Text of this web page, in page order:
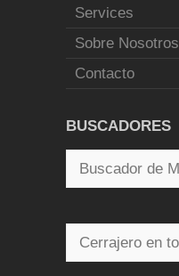
Services
Sobre Nosotros
Contacto
BUSCADORES